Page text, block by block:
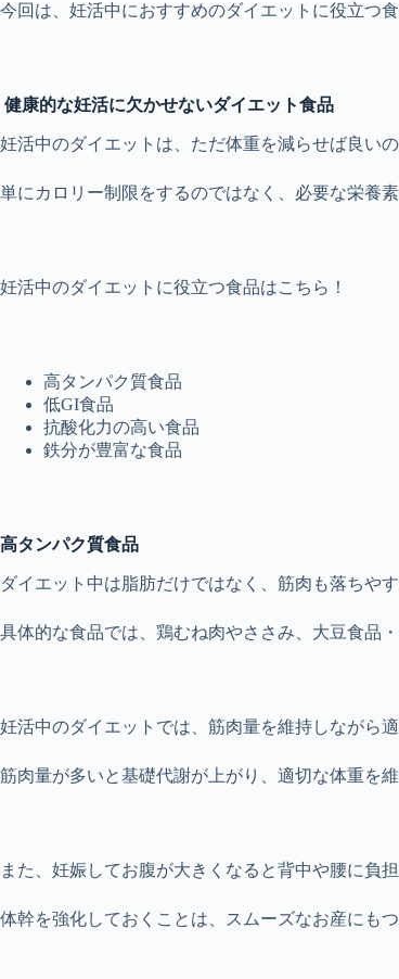
今回は、妊活中におすすめのダイエットに役立つ
健康的な妊活に欠かせないダイエット食品
妊活中のダイエットは、ただ体重を減らせば良い
単にカロリー制限をするのではなく、必要な栄養
妊活中のダイエットに役立つ食品はこちら！
高タンパク質食品
低GI食品
抗酸化力の高い食品
鉄分が豊富な食品
高タンパク質食品
ダイエット中は脂肪だけではなく、筋肉も落ちや
具体的な食品では、鶏むね肉やささみ、大豆食品
妊活中のダイエットでは、筋肉量を維持しながら
筋肉量が多いと基礎代謝が上がり、適切な体重を
また、妊娠してお腹が大きくなると背中や腰に負
体幹を強化しておくことは、スムーズなお産にもつ